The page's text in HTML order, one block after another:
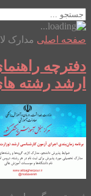
صفحه اصلی مدارک
دفترچه
ارشد رشته